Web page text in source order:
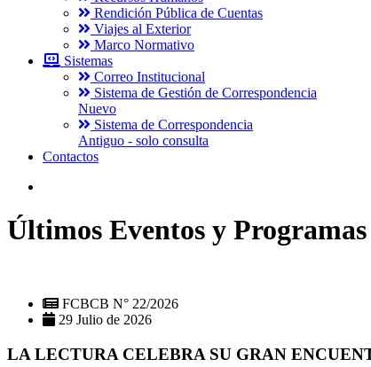
Rendición Pública de Cuentas
Viajes al Exterior
Marco Normativo
Sistemas
Correo Institucional
Sistema de Gestión de Correspondencia
Nuevo
Sistema de Correspondencia
Antiguo - solo consulta
Contactos
Últimos Eventos y Programas
FCBCB N° 22/2026
29 Julio de 2026
LA LECTURA CELEBRA SU GRAN